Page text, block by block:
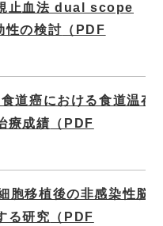
止血法 dual scope
性の検討 （PDF
道癌における食道温存
療成績 （PDF
胞移植後の非感染性脳
る研究 （PDF